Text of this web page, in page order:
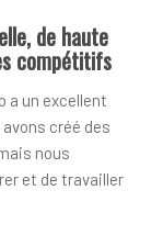
de haute
compétitifs
a un excellent
créé des
nous
et de travailler